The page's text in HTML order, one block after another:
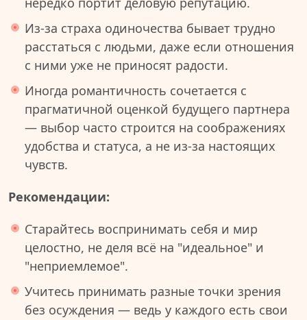
Из-за страха одиночества бывает трудно
расстаться с людьми, даже если отношения
с ними уже не приносят радости.
Иногда романтичность сочетается с
прагматичной оценкой будущего партнера
— выбор часто строится на соображениях
удобства и статуса, а не из-за настоящих
чувств.
Рекомендации:
Старайтесь воспринимать себя и мир
целостно, не деля всё на "идеальное" и
"неприемлемое".
Учитесь принимать разные точки зрения
без осуждения — ведь у каждого есть свои